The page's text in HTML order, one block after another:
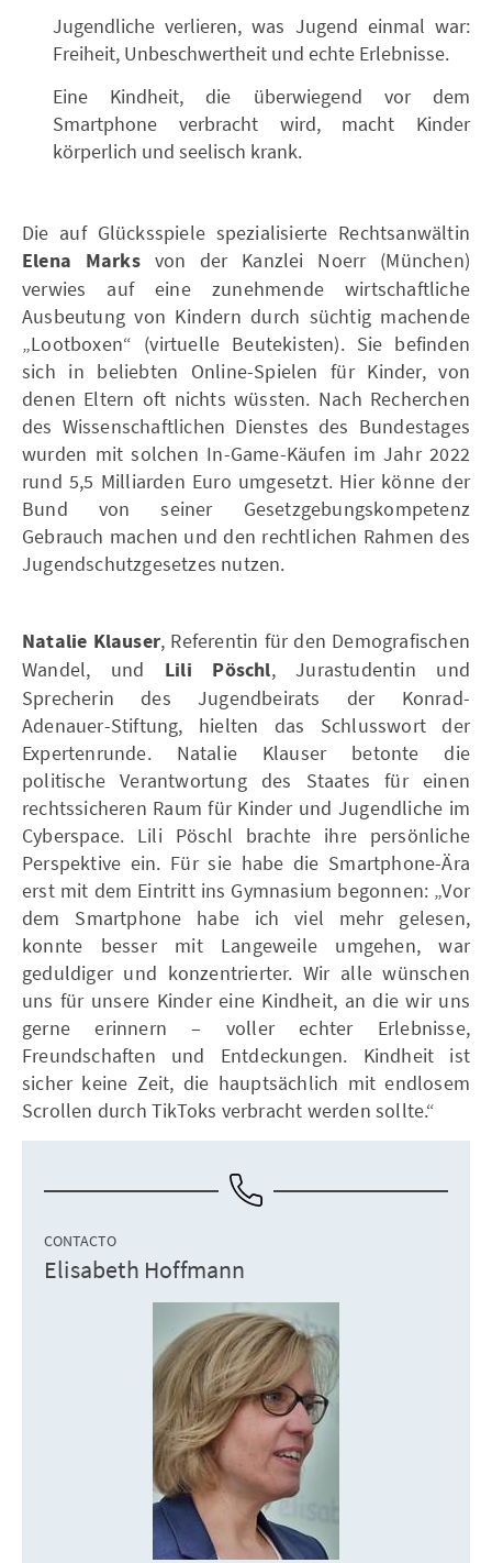
Jugendliche verlieren, was Jugend einmal war:
Freiheit, Unbeschwertheit und echte Erlebnisse.
Eine Kindheit, die überwiegend vor dem
Smartphone verbracht wird, macht Kinder
körperlich und seelisch krank.
Die auf Glücksspiele spezialisierte Rechtsanwältin
Elena Marksvon der Kanzlei Noerr (München)
verwies auf eine zunehmende wirtschaftliche
Ausbeutung von Kindern durch süchtig machende
„Lootboxen“ (virtuelle Beutekisten). Sie befinden
sich in beliebten Online-Spielen für Kinder, von
denen Eltern oft nichts wüssten. Nach Recherchen
des Wissenschaftlichen Dienstes des Bundestages
wurden mit solchen In-Game-Käufen im Jahr 2022
rund 5,5 Milliarden Euro umgesetzt. Hier könne der
Bund von seiner Gesetzgebungskompetenz
Gebrauch machen und den rechtlichen Rahmen des
Jugendschutzgesetzes nutzen.
Natalie Klauser, Referentin für den Demografischen
Wandel, und Lili Pöschl, Jurastudentin und
Sprecherin des Jugendbeirats der Konrad-
Adenauer-Stiftung, hielten das Schlusswort der
Expertenrunde. Natalie Klauser betonte die
politische Verantwortung des Staates für einen
rechtssicheren Raum für Kinder und Jugendliche im
Cyberspace. Lili Pöschl brachte ihre persönliche
Perspektive ein. Für sie habe die Smartphone-Ära
erst mit dem Eintritt ins Gymnasium begonnen: „Vor
dem Smartphone habe ich viel mehr gelesen,
konnte besser mit Langeweile umgehen, war
geduldiger und konzentrierter. Wir alle wünschen
uns für unsere Kinder eine Kindheit, an die wir uns
gerne erinnern – voller echter Erlebnisse,
Freundschaften und Entdeckungen. Kindheit ist
sicher keine Zeit, die hauptsächlich mit endlosem
Scrollen durch TikToks verbracht werden sollte.“
CONTACTO
Elisabeth Hoffmann